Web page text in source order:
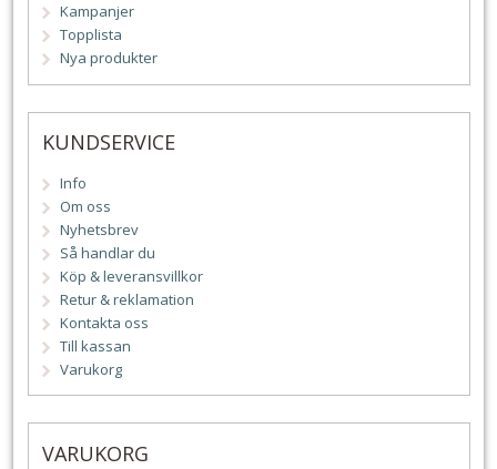
Kampanjer
Topplista
Nya produkter
KUNDSERVICE
Info
Om oss
Nyhetsbrev
Så handlar du
Köp & leveransvillkor
Retur & reklamation
Kontakta oss
Till kassan
Varukorg
VARUKORG